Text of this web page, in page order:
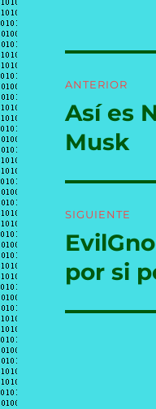
de
entradas
ANTERIOR
Entrada
anterior:
Así es
Musk
SIGUIENTE
Entrada
siguiente:
por si